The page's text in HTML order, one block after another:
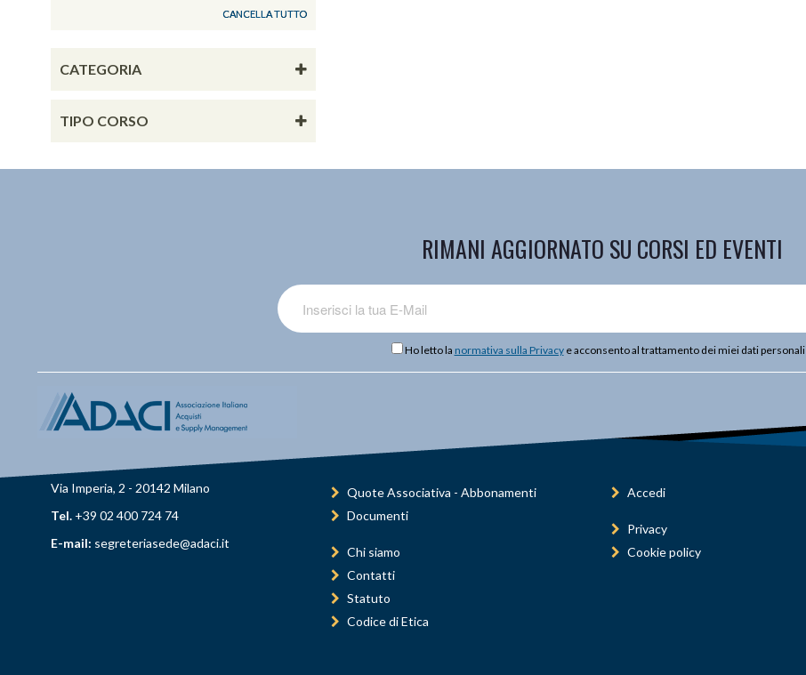
CANCELLA TUTTO
CATEGORIA
TIPO CORSO
RIMANI AGGIORNATO SU CORSI ED EVENTI
Ho letto la normativa sulla Privacye acconsento al trattamento dei miei dati personali
Via Imperia, 2 - 20142 Milano
Tel. +39 02 400 724 74
E-mail: segreteriasede@adaci.it
Quote Associativa - Abbonamenti
Documenti
Chi siamo
Contatti
Statuto
Codice di Etica
Accedi
Privacy
Cookie policy